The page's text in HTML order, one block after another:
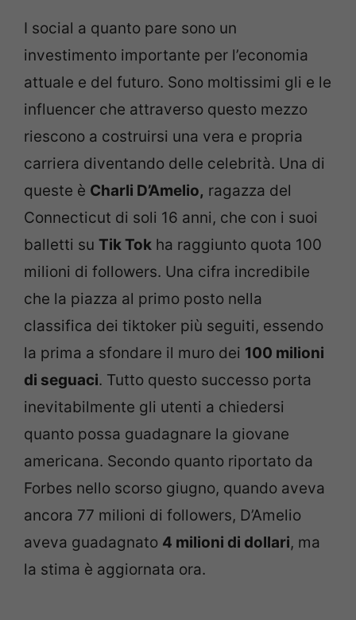
I social a quanto pare sono un
investimento importante per l’economia
attuale e del futuro. Sono moltissimi gli e le
influencer che attraverso questo mezzo
riescono a costruirsi una vera e propria
carriera diventando delle celebrità. Una di
queste è Charli D’Amelio, ragazza del
Connecticut di soli 16 anni, che con i suoi
balletti su Tik Tok ha raggiunto quota 100
milioni di followers. Una cifra incredibile
che la piazza al primo posto nella
classifica dei tiktoker più seguiti, essendo
la prima a sfondare il muro dei 100 milioni
di seguaci. Tutto questo successo porta
inevitabilmente gli utenti a chiedersi
quanto possa guadagnare la giovane
americana. Secondo quanto riportato da
Forbes nello scorso giugno, quando aveva
ancora 77 milioni di followers, D’Amelio
aveva guadagnato 4 milioni di dollari, ma
la stima è aggiornata ora.